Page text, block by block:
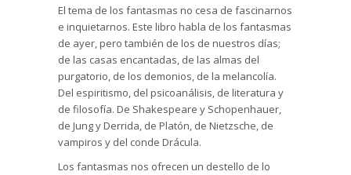
El tema de los fantasmas no cesa de fascinarnos
e inquietarnos. Este libro habla de los fantasmas
de ayer, pero también de los de nuestros días;
de las casas encantadas, de las almas del
purgatorio, de los demonios, de la melancolía.
Del espiritismo, del psicoanálisis, de literatura y
de filosofía. De Shakespeare y Schopenhauer,
de Jung y Derrida, de Platón, de Nietzsche, de
vampiros y del conde Drácula.
Los fantasmas nos ofrecen un destello de lo